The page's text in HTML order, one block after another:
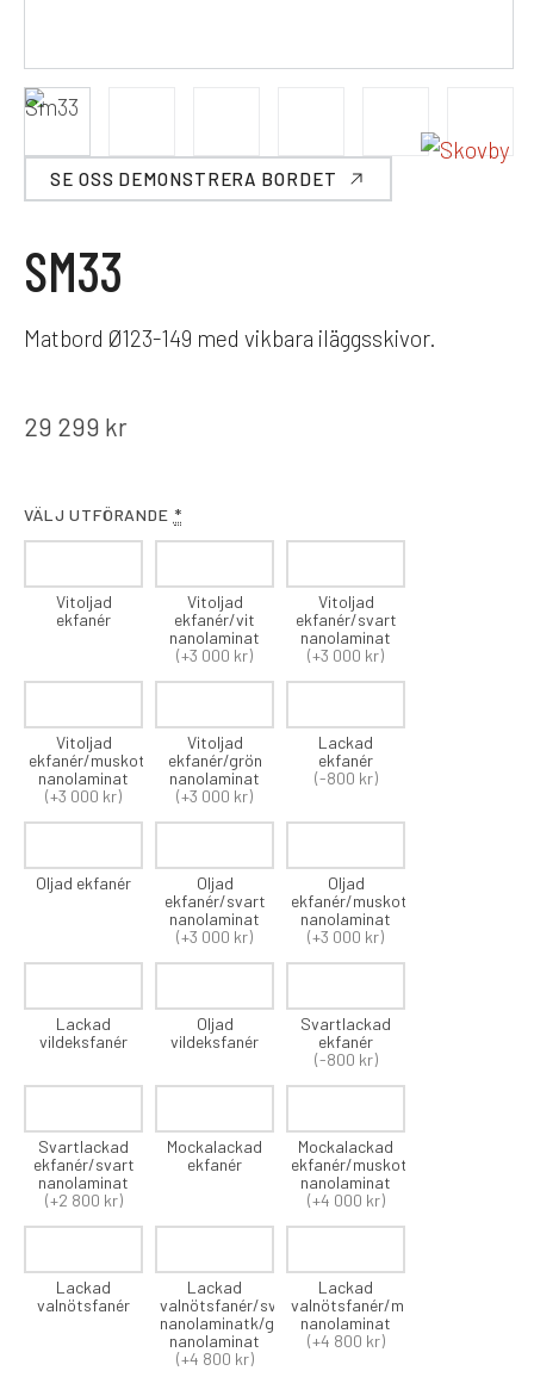
SE OSS DEMONSTRERA BORDET
SM33
Matbord Ø123-149 med vikbara iläggsskivor.
29 299 kr
VÄLJ UTFÖRANDE *
Vitoljad
ekfanér
Vitoljad
ekfanér/vit
nanolaminat
(+3 000 kr)
Vitoljad
ekfanér/svart
nanolaminat
(+3 000 kr)
Vitoljad
ekfanér/muskot
nanolaminat
(+3 000 kr)
Vitoljad
ekfanér/grön
nanolaminat
(+3 000 kr)
Lackad
ekfanér
(-800 kr)
Oljad ekfanér
Oljad
ekfanér/svart
nanolaminat
(+3 000 kr)
Oljad
ekfanér/muskot
nanolaminat
(+3 000 kr)
Lackad
vildeksfanér
Oljad
vildeksfanér
Svartlackad
ekfanér
(-800 kr)
Svartlackad
ekfanér/svart
nanolaminat
(+2 800 kr)
Mockalackad
ekfanér
Mockalackad
ekfanér/muskot
nanolaminat
(+4 000 kr)
Lackad
valnötsfanér
Lackad
valnötsfanér/svart
nanolaminatk/grön
nanolaminat
(+4 800 kr)
Lackad
valnötsfanér/muskot
nanolaminat
(+4 800 kr)